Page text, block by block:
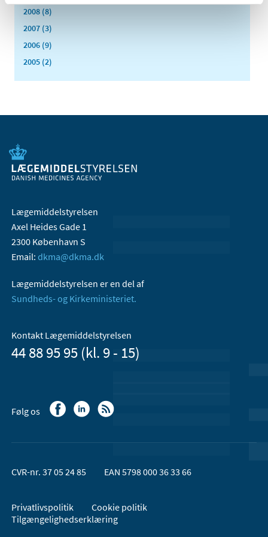
2008 (8)
2007 (3)
2006 (9)
2005 (2)
Lægemiddelstyrelsen
Axel Heides Gade 1
2300 København S
Email: dkma@dkma.dk
Lægemiddelstyrelsen er en del af
Sundheds- og Kirkeministeriet.
Kontakt Lægemiddelstyrelsen
44 88 95 95 (kl. 9 - 15)
Følg os
CVR-nr. 37 05 24 85 EAN 5798 000 36 33 66
Privatlivspolitik
Cookie politik
Tilgængelighedserklæring